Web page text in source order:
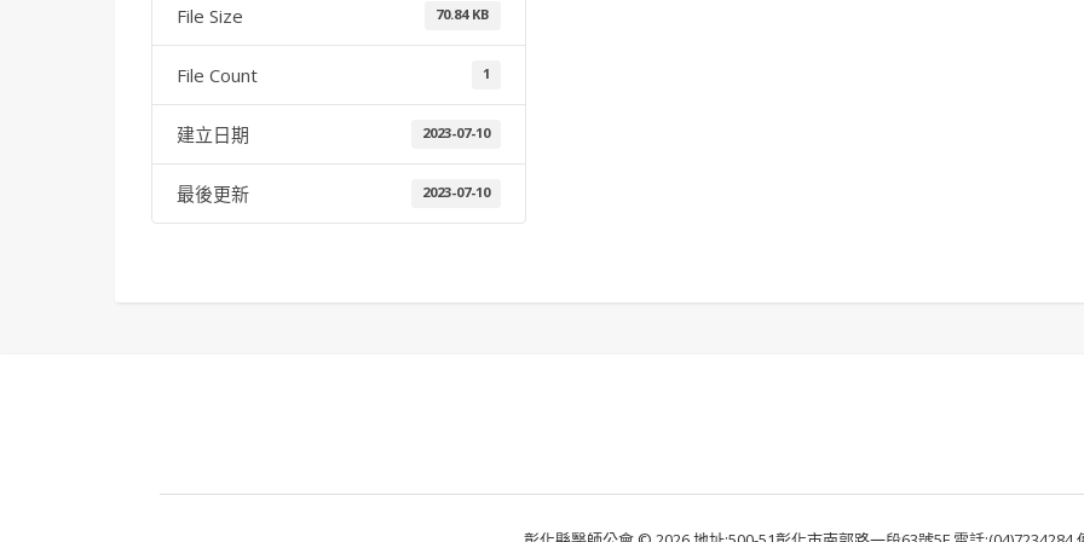
File Size 70.84 KB
File Count 1
建立日期 2023-07-10
最後更新 2023-07-10